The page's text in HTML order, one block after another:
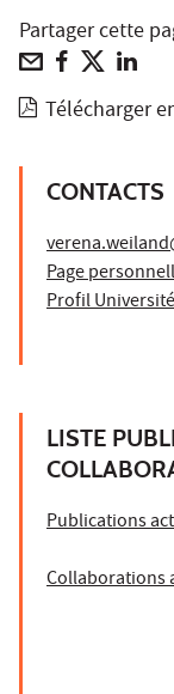
Partager cette
Télécharger
CONTACTS
Page
Profil
LISTE
Publications
Collaborations